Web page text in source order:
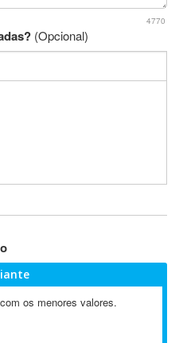
4770
(Opcional)
os menores valores.